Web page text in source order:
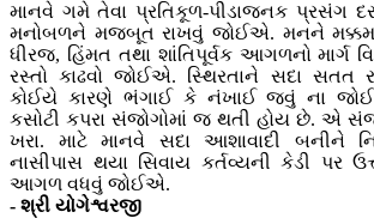
માનવે ગમે તેવા પ્રતિકૂળ-પીડાજનક પ્રસંગ
મનોબળને મજબૂત રાખવું જોઈએ. મનને
ધીરજ, હિંમત તથા શાંતિપૂર્વક આગળનો માર્ગ
રસ્તો કાઢવો જોઈએ. સ્થિરતાને સદા સતત
કોઈયે કારણે ભંગાઈ કે નંખાઈ જવું ના
કસોટી કપરા સંજોગોમાં જ થતી હોય છે. એ
ખરા. માટે માનવે સદા આશાવાદી બનીને
નાસીપાસ થયા સિવાય કર્તવ્યની કેડી પર
આગળ વધવું જોઈએ.
- શ્રી યોગેશ્વરજી